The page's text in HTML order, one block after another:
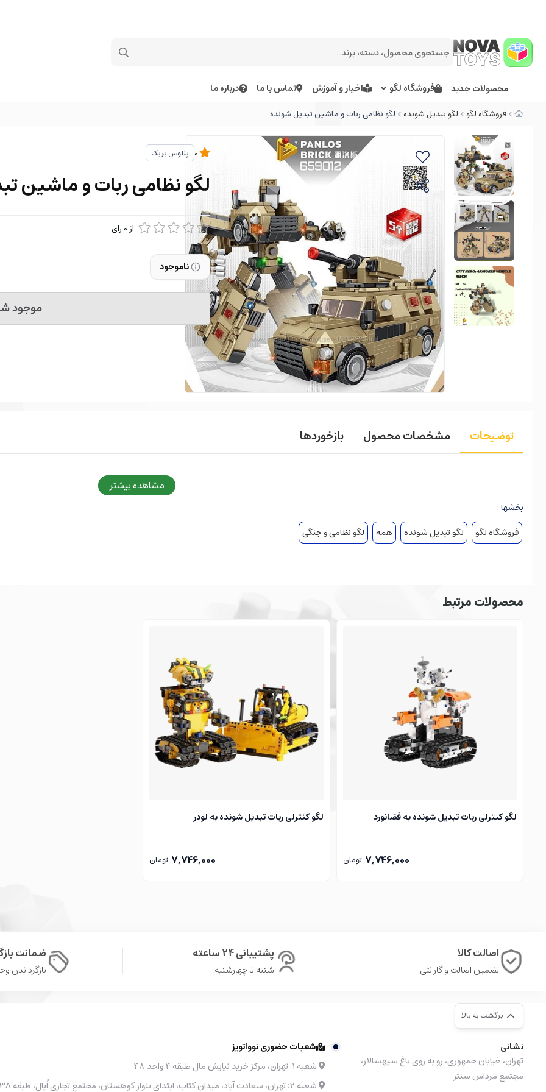
محصولات جدید فروشگاه لگو اخبار و آموزش تماس با ما درباره ما
فروشگاه لگو لگو تبدیل شونده لگو نظامی ربات و ماشین تبدیل شونده
پنلوس بریک
لگو نظامی ربات و ماشین
از0 رای
ناموجود
موجود
توضیحات مشخصات محصول بازخوردها
مشاهده بیشتر
بخشها :
فروشگاه لگو
لگو تبدیل شونده همه لگو نظامی و جنگی
محصولات مرتبط
لگو کنترلی ربات تبدیل شونده به فضانورد
7,746,000 تومان
لگو کنترلی ربات تبدیل شونده به لودر
7,746,000 تومان
اصالت کالا
تضمین اصالت و گارانتی
پشتیبانی 24 ساعته
شنبه تا چهارشنبه
ضمانت
بازگرداندن وجه
برگشت به بالا
نشانی
تهران، خیابان جمهوری، رو به روی باغ سپهسالار،
مجتمع مرداس سنتر
شعبات حضوری نوواتویز
شعبه ۱: تهران، مرکز خرید نیایش مال طبقه 4 واحد 48